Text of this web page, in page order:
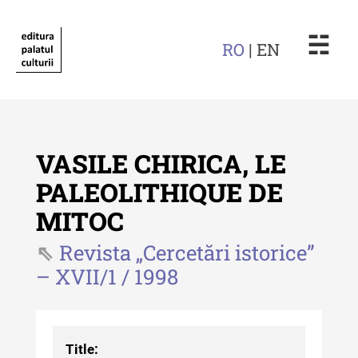
RO | EN ☵
Revista "Cercetări istorice"
Revista "Cercetări istorice" - XLIV
- 2025
VASILE CHIRICA, LE
PALEOLITHIQUE DE
MITOC
Revista „Cercetări istorice”
– XVII/1 / 1998
Title: